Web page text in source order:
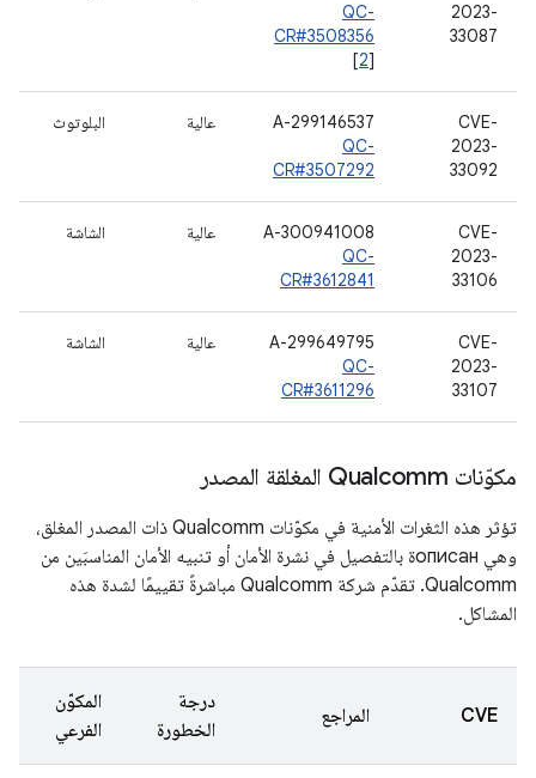
2023-
33087
QC-
CR#3508356
[2]
CVE-
2023-
33092
A-299146537
QC-
CR#3507292
عالية البلوتوث
CVE-
2023-
33106
A-300941008
QC-
CR#3612841
عالية الشاشة
CVE-
2023-
33107
A-299649795
QC-
CR#3611296
عالية الشاشة
مكوّنات Qualcomm المغلقة المصدر
تؤثر هذه الثغرات الأمنية في مكوّنات Qualcomm ذات المصدر المغلق،
وهي описанة بالتفصيل في نشرة الأمان أو تنبيه الأمان المناسبَين من
Qualcomm. تقدّم شركة Qualcomm مباشرةً تقييمًا لشدة هذه
المشاكل.
CVE المراجع
درجة
الخطورة
المكوّن
الفرعي